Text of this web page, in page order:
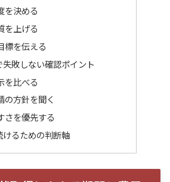
を決める
を上げる
標を伝える
敗しない確認ポイント
を比べる
の方針を聞く
さを優先する
るための判断軸